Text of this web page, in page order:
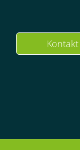
Kontakt